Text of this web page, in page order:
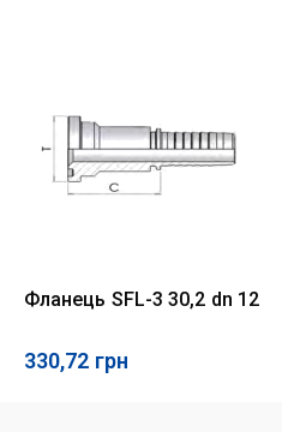
Фланець SFL-3 30,2 dn 12
330,72 грн